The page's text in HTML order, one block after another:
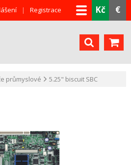
Kč €
Registrace
průmyslové 5.25" biscuit SBC